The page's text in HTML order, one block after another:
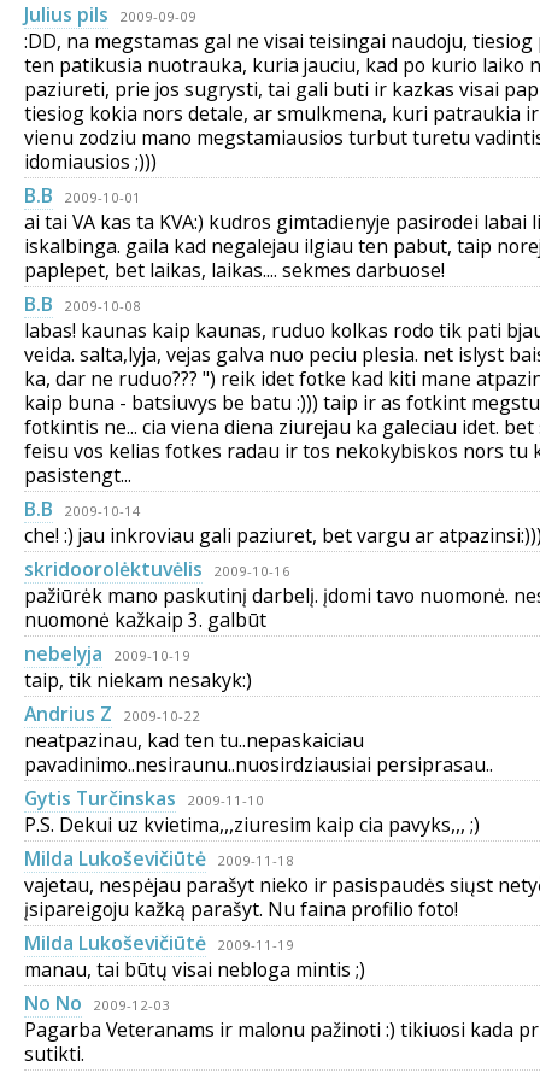
Julius pils
2009-09-09
:DD, na megstamas gal ne visai teisingai naudoju, tiesiog
ten patikusia nuotrauka, kuria jauciu, kad po kurio laiko
paziureti, prie jos sugrysti, tai gali buti ir kazkas visai
tiesiog kokia nors detale, ar smulkmena, kuri patraukia
vienu zodziu mano megstamiausios turbut turetu
idomiausios ;)))
B.B
2009-10-01
ai tai VA kas ta KVA:) kudros gimtadienyje pasirodei labai
iskalbinga. gaila kad negalejau ilgiau ten pabut, taip
paplepet, bet laikas, laikas.... sekmes darbuose!
B.B
2009-10-08
labas! kaunas kaip kaunas, ruduo kolkas rodo tik pati
veida. salta,lyja, vejas galva nuo peciu plesia. net islyst
ka, dar ne ruduo??? ") reik idet fotke kad kiti mane
kaip buna - batsiuvys be batu :))) taip ir as fotkint
fotkintis ne... cia viena diena ziurejau ka galeciau idet. bet
feisu vos kelias fotkes radau ir tos nekokybiskos nors tu
pasistengt...
B.B
2009-10-14
che! :) jau inkroviau gali paziuret, bet vargu ar
skridoorolėktuvėlis
2009-10-16
pažiūrėk mano paskutinį darbelį. įdomi tavo nuomonė.
nuomonė kažkaip 3. galbūt
nebelyja
2009-10-19
taip, tik niekam nesakyk:)
Andrius Z
2009-10-22
neatpazinau, kad ten tu..nepaskaiciau
pavadinimo..nesiraunu..nuosirdziausiai persiprasau..
Gytis Turčinskas
2009-11-10
P.S. Dekui uz kvietima,,,ziuresim kaip cia pavyks,,, ;)
Milda Lukoševičiūtė
2009-11-18
vajetau, nespėjau parašyt nieko ir pasispaudės siųst
įsipareigoju kažką parašyt. Nu faina profilio foto!
Milda Lukoševičiūtė
2009-11-19
manau, tai būtų visai nebloga mintis ;)
No No
2009-12-03
Pagarba Veteranams ir malonu pažinoti :) tikiuosi kada
sutikti.